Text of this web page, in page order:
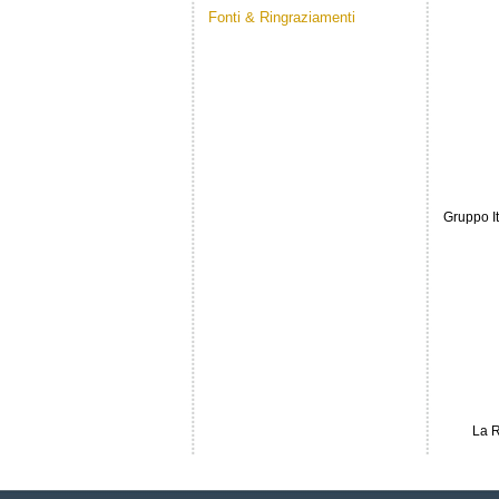
Sperimentale, Università degli Studi di
Ferrara, Italy Le Infezioni in Medicina, n.
Fonti & Ringraziamenti
Gruppo
La